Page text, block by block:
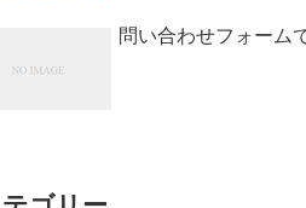
問い合わせフォーム